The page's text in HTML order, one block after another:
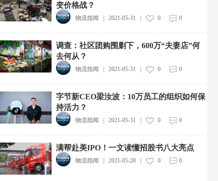
变价格战？
物流指闻 | 2021-05-31 | 0 0
调查：社区团购围剿下，600万“夫妻店”何
去何从？
物流指闻 | 2021-05-31 | 0 0
字节新CEO梁汝波：10万员工的组织如何保
持活力？
物流指闻 | 2021-05-31 | 0 0
满帮赴美IPO！一文读懂招股书八大亮点
物流指闻 | 2021-05-28| 0 0
北京第6家山姆会员店即将开业
2026-08-07
2026-08-07
抖音电商升级商家体验分规范，新增明日达等加分项
商家拒参与营销遭篡改配送范围，外卖服务商被处五万罚款
2026-08-06
多点数智与新石器达成战略合作